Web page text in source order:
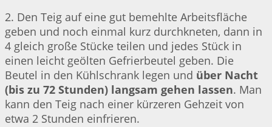
2. Den Teig auf eine gut bemehlte Arbeitsfläche
geben und noch einmal kurz durchkneten, dann in
4 gleich große Stücke teilen und jedes Stück in
einen leicht geölten Gefrierbeutel geben. Die
Beutel in den Kühlschrank legen und über Nacht
(bis zu 72 Stunden) langsam gehen lassen. Man
kann den Teig nach einer kürzeren Gehzeit von
etwa 2 Stunden einfrieren.